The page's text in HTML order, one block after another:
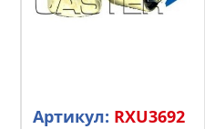
Артикул: RXU3692